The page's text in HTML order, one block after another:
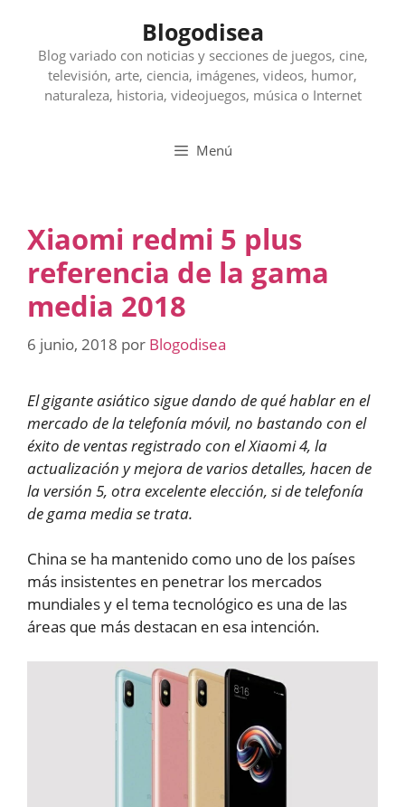
contenido
Blogodisea
Blog variado con noticias y secciones de juegos, cine,
televisión, arte, ciencia, imágenes, videos, humor,
naturaleza, historia, videojuegos, música o Internet
Menú
Xiaomi redmi 5 plus
referencia de la gama
media 2018
6 junio, 2018 por Blogodisea
El gigante asiático sigue dando de qué hablar en el
mercado de la telefonía móvil, no bastando con el
éxito de ventas registrado con el Xiaomi 4, la
actualización y mejora de varios detalles, hacen de
la versión 5, otra excelente elección, si de telefonía
de gama media se trata.
China se ha mantenido como uno de los países
más insistentes en penetrar los mercados
mundiales y el tema tecnológico es una de las
áreas que más destacan en esa intención.